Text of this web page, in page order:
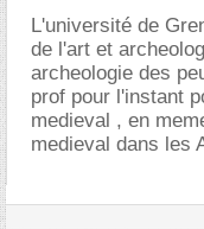
L'université de
de l'art et
archeologie des
prof pour l'instant
medieval , en
medieval dans les